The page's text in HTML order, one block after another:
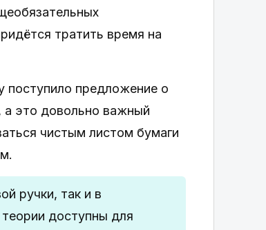
тратить время на
поступило предложение о
а это довольно важный
чистым листом бумаги
ручки, так и в
доступны для